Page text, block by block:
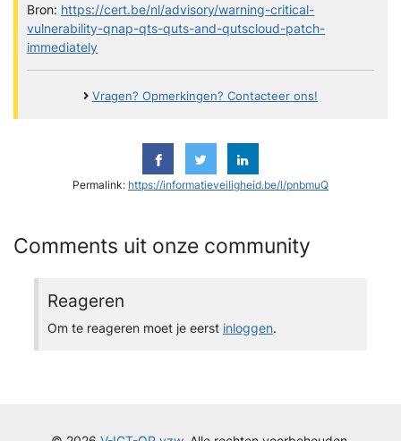
Bron: https://cert.be/nl/advisory/warning-critical-
vulnerability-qnap-qts-quts-and-qutscloud-patch-
immediately
Vragen? Opmerkingen? Contacteer ons!
Permalink: https://informatieveiligheid.be/l/pnbmuQ
Comments uit onze community
Reageren
Om te reageren moet je eerst inloggen.